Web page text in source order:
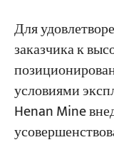
Для
заказчика к
условиями
Henan Mine